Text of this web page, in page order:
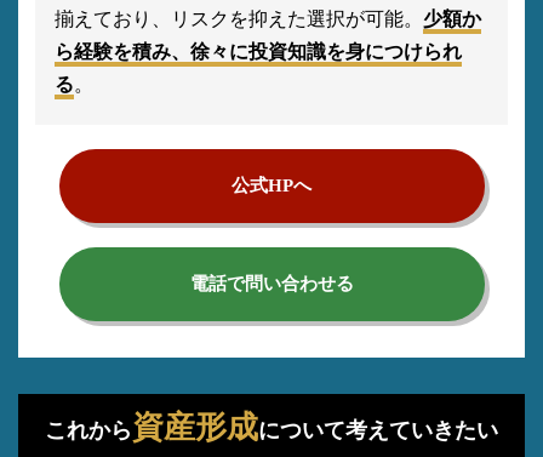
揃えており、リスクを抑えた選択が可能。 少額か
ら経験を積み、徐々に投資知識を身につけられ
る。
公式HPへ
電話で問い合わせる
これから資産形成について考えていきたい